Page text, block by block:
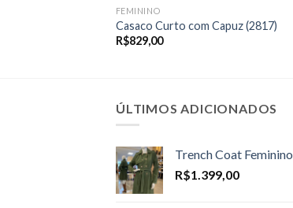
FEMININO
Casaco Curto com Capuz (2817)
R$829,00
ÚLTIMOS ADICIONADOS
Trench Coat Feminino
R$1.399,00